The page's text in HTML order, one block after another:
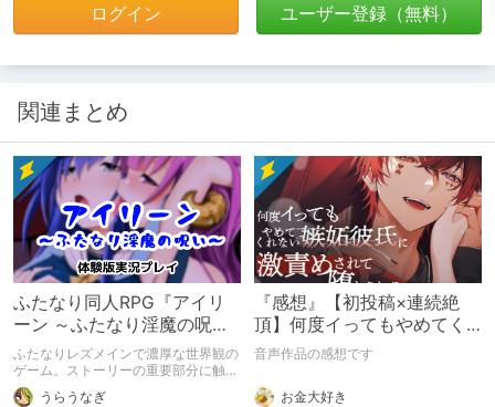
ログイン ユーザー登録（無料）
関連まとめ
ふたなり同人RPG『アイリ
ーン ～ふたなり淫魔の呪い
～』実況プレイ動画
ふたなりレズメインで濃厚な世界観の
ゲーム。ストーリーの重要部分に触れ
ない程度にネタバレあります
うらうなぎ
『感想』【初投稿×連続絶
頂】何度イってもやめてく
れない嫉妬彼氏に激責めさ
音声作品の感想です
お金大好き